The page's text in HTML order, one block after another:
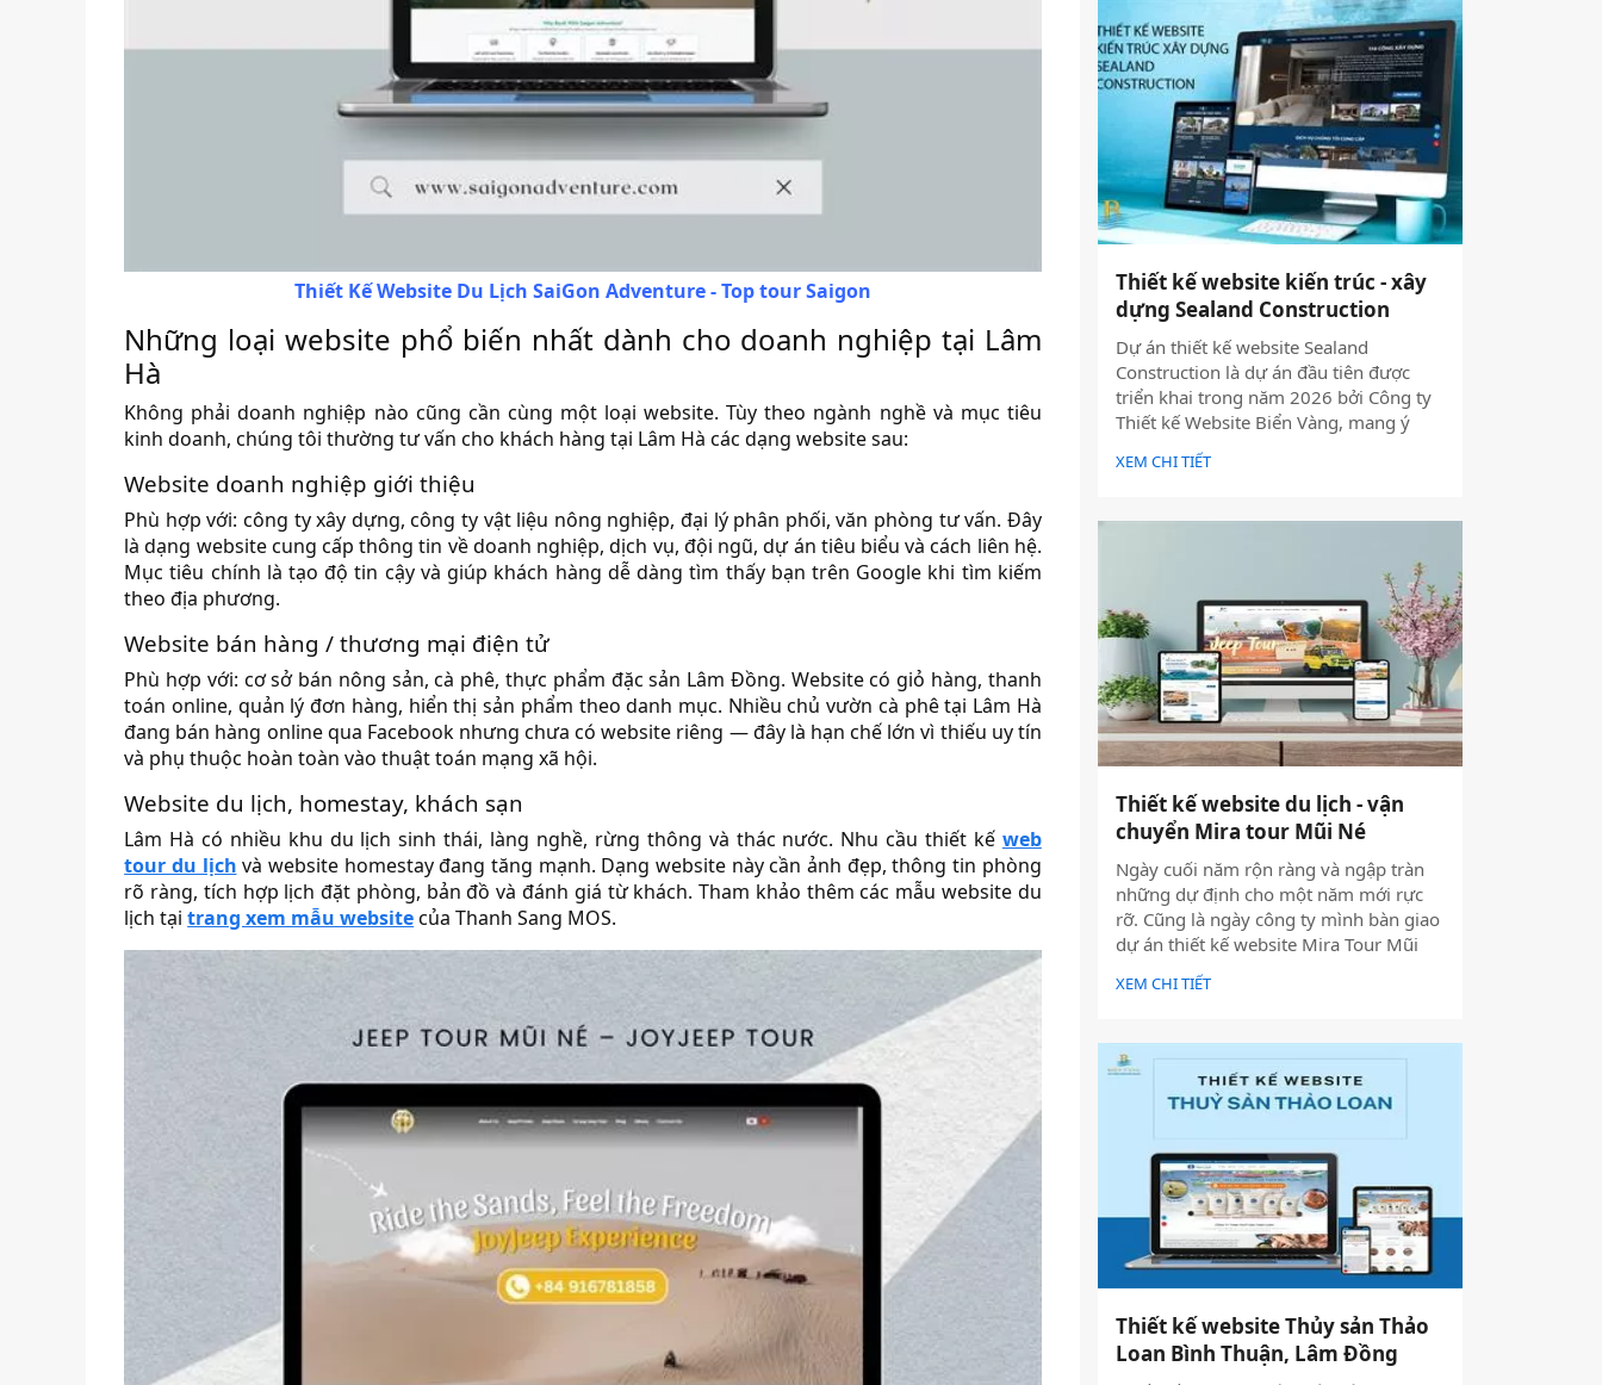
Thiết Kế Website Du Lịch SaiGon Adventure - Top tour Saigon
Những loại website phổ biến nhất dành cho doanh nghiệp tại Lâm
Hà
Không phải doanh nghiệp nào cũng cần cùng một loại website. Tùy theo ngành nghề và mục tiêu
kinh doanh, chúng tôi thường tư vấn cho khách hàng tại Lâm Hà các dạng website sau:
Website doanh nghiệp giới thiệu
Phù hợp với: công ty xây dựng, công ty vật liệu nông nghiệp, đại lý phân phối, văn phòng tư vấn. Đây
là dạng website cung cấp thông tin về doanh nghiệp, dịch vụ, đội ngũ, dự án tiêu biểu và cách liên hệ.
Mục tiêu chính là tạo độ tin cậy và giúp khách hàng dễ dàng tìm thấy bạn trên Google khi tìm kiếm
theo địa phương.
Website bán hàng / thương mại điện tử
Phù hợp với: cơ sở bán nông sản, cà phê, thực phẩm đặc sản Lâm Đồng. Website có giỏ hàng, thanh
toán online, quản lý đơn hàng, hiển thị sản phẩm theo danh mục. Nhiều chủ vườn cà phê tại Lâm Hà
đang bán hàng online qua Facebook nhưng chưa có website riêng — đây là hạn chế lớn vì thiếu uy tín
và phụ thuộc hoàn toàn vào thuật toán mạng xã hội.
Website du lịch, homestay, khách sạn
Lâm Hà có nhiều khu du lịch sinh thái, làng nghề, rừng thông và thác nước. Nhu cầu thiết kế web
tour du lịch và website homestay đang tăng mạnh. Dạng website này cần ảnh đẹp, thông tin phòng
rõ ràng, tích hợp lịch đặt phòng, bản đồ và đánh giá từ khách. Tham khảo thêm các mẫu website du
lịch tạitrang xem mẫu websitecủa Thanh Sang MOS.
Thiết kế website kiến trúc - xây
dựng Sealand Construction
Dự án thiết kế website Sealand
Construction là dự án đầu tiên được
triển khai trong năm 2026 bởi Công ty
Thiết kế Website Biển Vàng, mang ý
nghĩa mở đầu cho một năm phát triển
mới với định hướng chuyên nghiệp, bài
XEM CHI TIẾT
Thiết kế website du lịch - vận
chuyển Mira tour Mũi Né
Ngày cuối năm rộn ràng và ngập tràn
những dự định cho một năm mới rực
rỡ. Cũng là ngày công ty mình bàn giao
dự án thiết kế website Mira Tour Mũi
Né – một website chuyên về tour du
lịch và thuê xe
XEM CHI TIẾT
Thiết kế website Thủy sản Thảo
Loan Bình Thuận, Lâm Đồng